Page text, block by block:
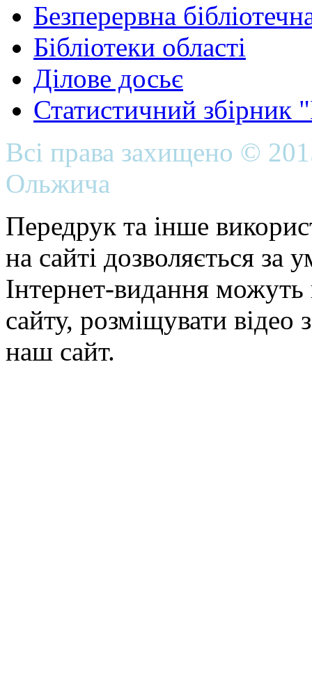
Безперервна
Бібліотеки області
Ділове досьє
Статистичний
Всі права захищено ©
Ольжича
Передрук та інше
на сайті дозволяється
Інтернет-видання можуть
сайту, розміщувати відео
наш сайт.